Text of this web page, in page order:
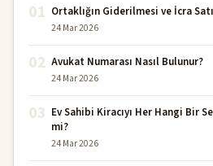
01 Ortaklığın Giderilmesi ve İcra
24 Mar 2026
02 Avukat Numarası Nasıl Bulunur?
24 Mar 2026
03 Ev Sahibi Kiracıyı Her Hangi Bir
mi?
24 Mar 2026